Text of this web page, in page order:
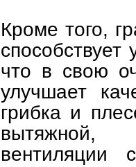
Кроме того,
что в свою
улучшает
грибка и
вытяжной,
вентиляции